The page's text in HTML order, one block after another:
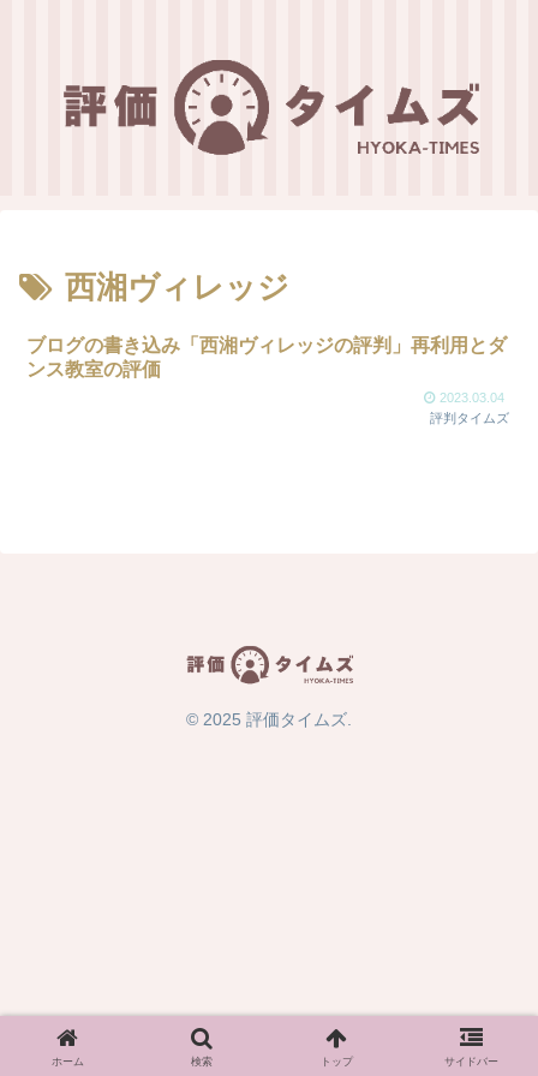
西湘ヴィレッジ
ブログの書き込み「西湘ヴィレッジの評判」再利用とダ
ンス教室の評価
2023.03.04
評判タイムズ
© 2025 評価タイムズ.
ホーム 検索 トップ サイドバー